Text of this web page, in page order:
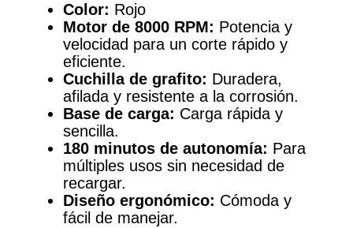
Color: Rojo
Motor de 8000 RPM: Potencia y
velocidad para un corte rápido y
eficiente.
Cuchilla de grafito: Duradera,
afilada y resistente a la corrosión.
Base de carga: Carga rápida y
sencilla.
180 minutos de autonomía: Para
múltiples usos sin necesidad de
recargar.
Diseño ergonómico: Cómoda y
fácil de manejar.